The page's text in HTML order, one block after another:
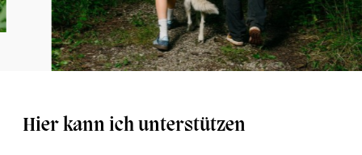
Hier kann ich unterstützen